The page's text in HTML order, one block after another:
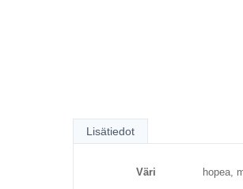
Lisätiedot
Väri hopea,